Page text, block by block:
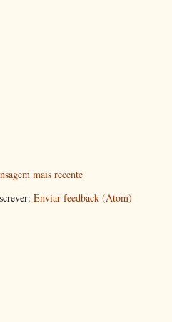
mais recente
Enviar feedback (Atom)